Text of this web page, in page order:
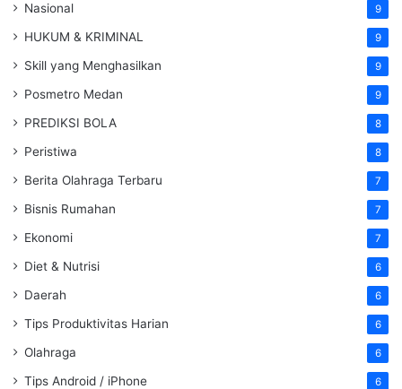
Nasional 9
HUKUM & KRIMINAL 9
Skill yang Menghasilkan 9
Posmetro Medan 9
PREDIKSI BOLA 8
Peristiwa 8
Berita Olahraga Terbaru 7
Bisnis Rumahan 7
Ekonomi 7
Diet & Nutrisi 6
Daerah 6
Tips Produktivitas Harian 6
Olahraga 6
Tips Android / iPhone 6